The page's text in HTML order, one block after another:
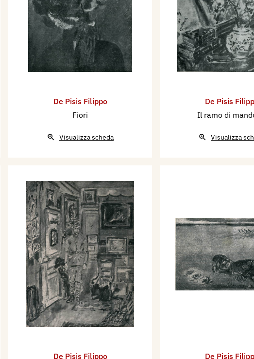
De Pisis Filippo
Fiori
Visualizza scheda
De Pisis
Il ramo di
Visualizza
De Pisis Filippo
De Pisis